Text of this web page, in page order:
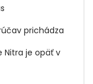
prichádza
Nitra je opäť v